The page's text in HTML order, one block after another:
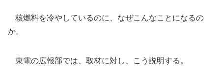
核燃料を冷やしているのに、なぜこんなことになるの
か。
東電の広報部では、取材に対し、こう説明する。